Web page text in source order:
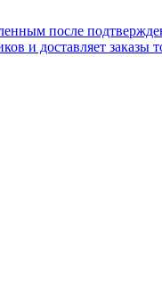
после
и доставляет